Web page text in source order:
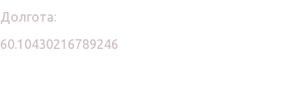
Долгота:
60.10430216789246